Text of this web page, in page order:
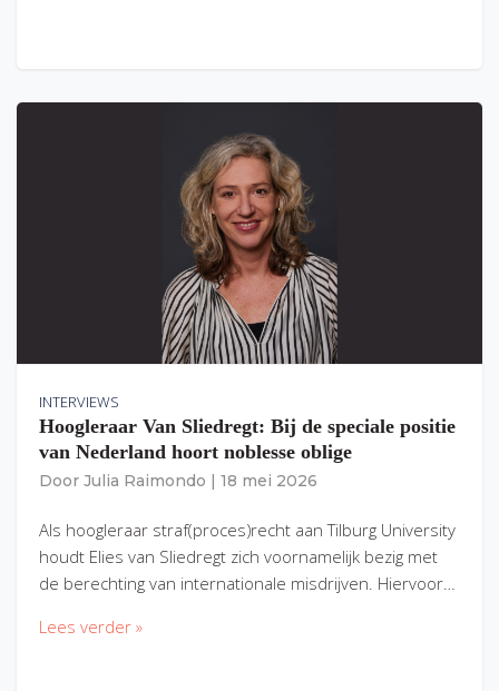
INTERVIEWS
Hoogleraar Van Sliedregt: Bij de speciale positie
van Nederland hoort noblesse oblige
Door Julia Raimondo 18 mei 2026
Als hoogleraar straf(proces)recht aan Tilburg University
houdt Elies van Sliedregt zich voornamelijk bezig met
de berechting van internationale misdrijven. Hiervoor…
Lees verder »